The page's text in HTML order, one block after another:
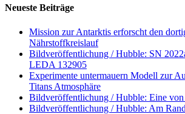
Neueste Beiträge
Mission zur Antarktis erforscht den
Nährstoffkreislauf
Bildveröffentlichung / Hubble: SN
LEDA 132905
Experimente untermauern Modell zur
Titans Atmosphäre
Bildveröffentlichung / Hubble: Eine
Bildveröffentlichung / Hubble: Am